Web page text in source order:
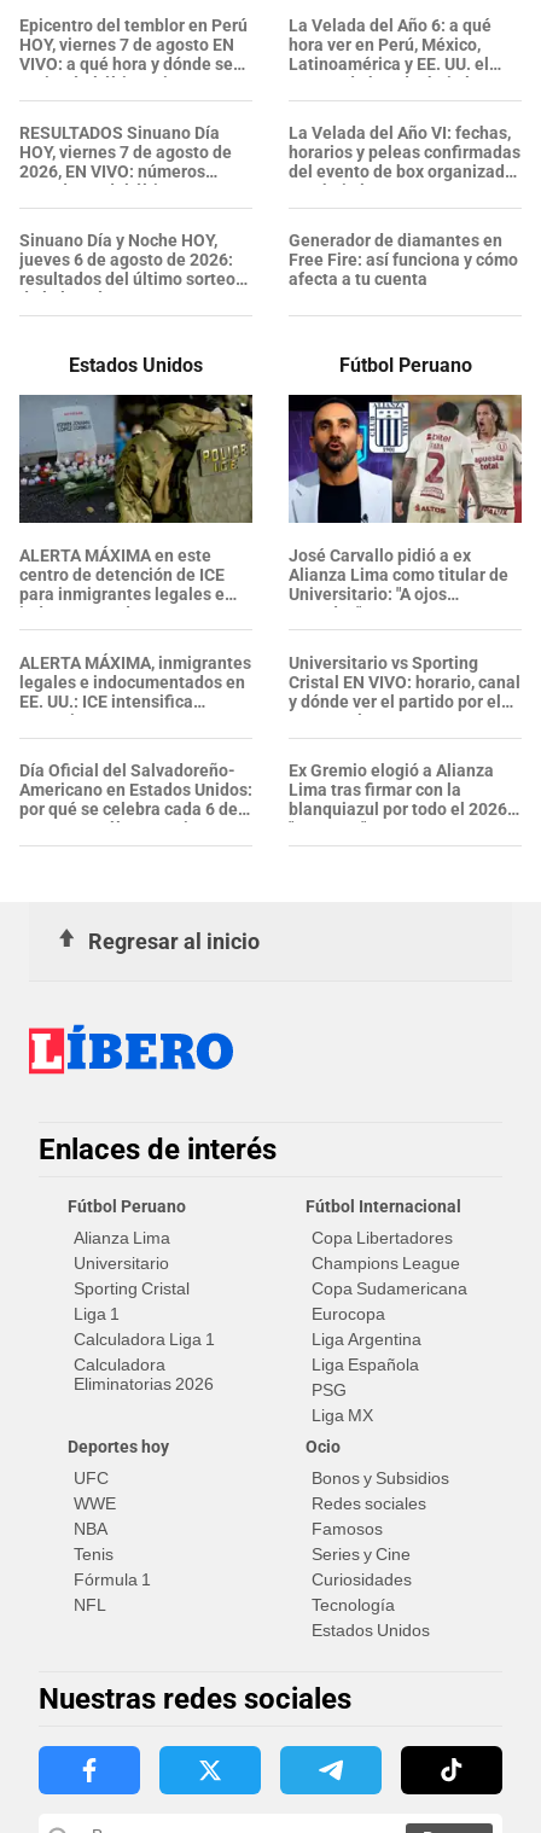
Epicentro del temblor en Perú
HOY, viernes 7 de agosto EN
VIVO: a qué hora y dónde se
registró el último sismo,
según el IGP
RESULTADOS Sinuano Día
HOY, viernes 7 de agosto de
2026, EN VIVO: números
ganadores del último sorteo y
estadísticas
Sinuano Día y Noche HOY,
jueves 6 de agosto de 2026:
resultados del último sorteo
de la lotería
La Velada del Año 6: a qué
hora ver en Perú, México,
Latinoamérica y EE. UU. el
evento de box de Ibai Llanos
La Velada del Año VI: fechas,
horarios y peleas confirmadas
del evento de box organizado
por Ibai Llanos
Generador de diamantes en
Free Fire: así funciona y cómo
afecta a tu cuenta
Estados Unidos
ALERTA MÁXIMA en este
centro de detención de ICE
para inmigrantes legales e
indocumentados en EE. UU.:
SALVADOREÑO falleció tras
sufrir una "emergencia
médica"
ALERTA MÁXIMA, inmigrantes
legales e indocumentados en
EE. UU.: ICE intensifica
operativos en aeropuertos y
arresta a NUMEROSOS
EXTRANJEROS en un solo día
Día Oficial del Salvadoreño-
Americano en Estados Unidos:
por qué se celebra cada 6 de
agosto y cuál es su origen
Fútbol Peruano
José Carvallo pidió a ex
Alianza Lima como titular de
Universitario: "A ojos
cerrados"
Universitario vs Sporting
Cristal EN VIVO: horario, canal
y dónde ver el partido por el
Torneo Clausura 2026
Ex Gremio elogió a Alianza
Lima tras firmar con la
blanquiazul por todo el 2026:
"Proyecto"
Regresar al inicio
Enlaces de interés
Fútbol Peruano
Alianza Lima
Universitario
Sporting Cristal
Liga 1
Calculadora Liga 1
Calculadora
Eliminatorias 2026
Fútbol Internacional
Copa Libertadores
Champions League
Copa Sudamericana
Eurocopa
Liga Argentina
Liga Española
PSG
Liga MX
Deportes hoy
UFC
WWE
NBA
Tenis
Fórmula 1
NFL
Ocio
Bonos y Subsidios
Redes sociales
Famosos
Series y Cine
Curiosidades
Tecnología
Estados Unidos
Nuestras redes sociales